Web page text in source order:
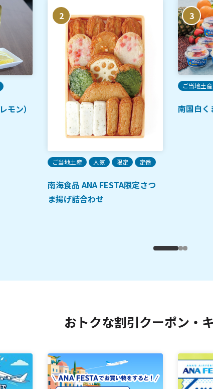
モン）
2
ご当地土産 人気 限定 定番
南海食品 ANA FESTA限定さつ
ま揚げ詰合わせ
3
ご当地土産
南国白く
おトクな割引クーポン・